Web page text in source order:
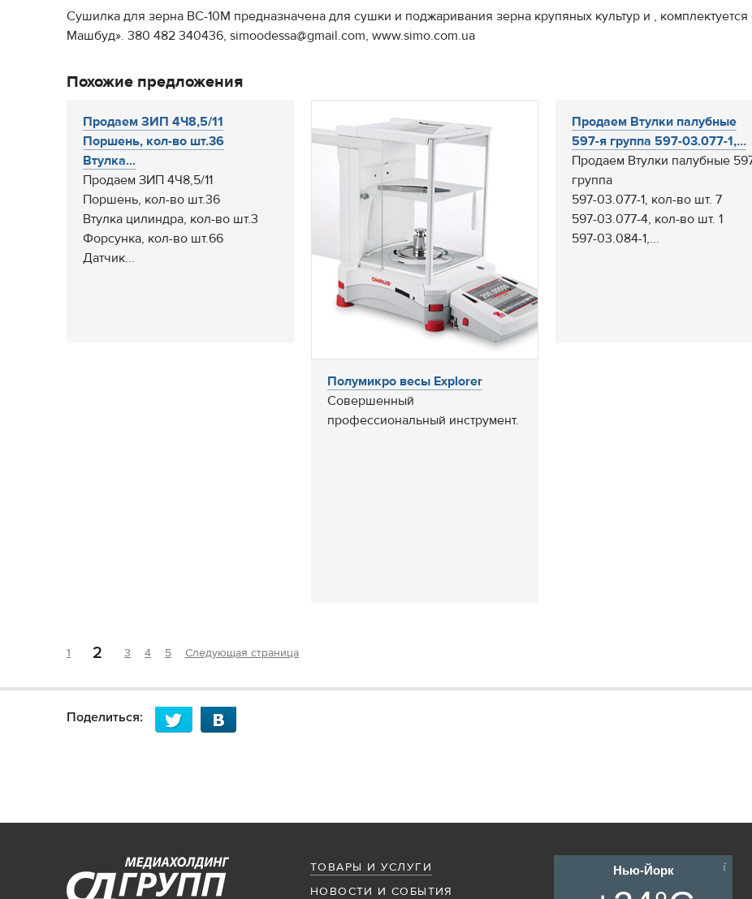
Сушилка для зерна ВС-10М предназначена для сушки и поджаривания зерна крупяных культур и ,
Машбуд». 380 482 340436, simoodessa@gmail.com, www.simo.com.ua
Похожие предложения
Продаем ЗИП 4Ч8,5/11
Поршень, кол-во шт.36
Втулка...
Продаем ЗИП 4Ч8,5/11
Поршень, кол-во шт.36
Втулка цилиндра, кол-во шт.3
Форсунка, кол-во шт.66
Датчик...
Полумикро весы Explorer
Совершенный
профессиональный инструмент.
Продаем Втулки палубные
597-я группа 597-03.077-1,...
Продаем Втулки палубные
группа
597-03.077-1, кол-во шт. 7
597-03.077-4, кол-во шт. 1
597-03.084-1,...
1 2 3 4 5 Следующая страница
Поделиться:
ТОВАРЫ И УСЛУГИ
НОВОСТИ И СОБЫТИЯ
Нью-Йорк